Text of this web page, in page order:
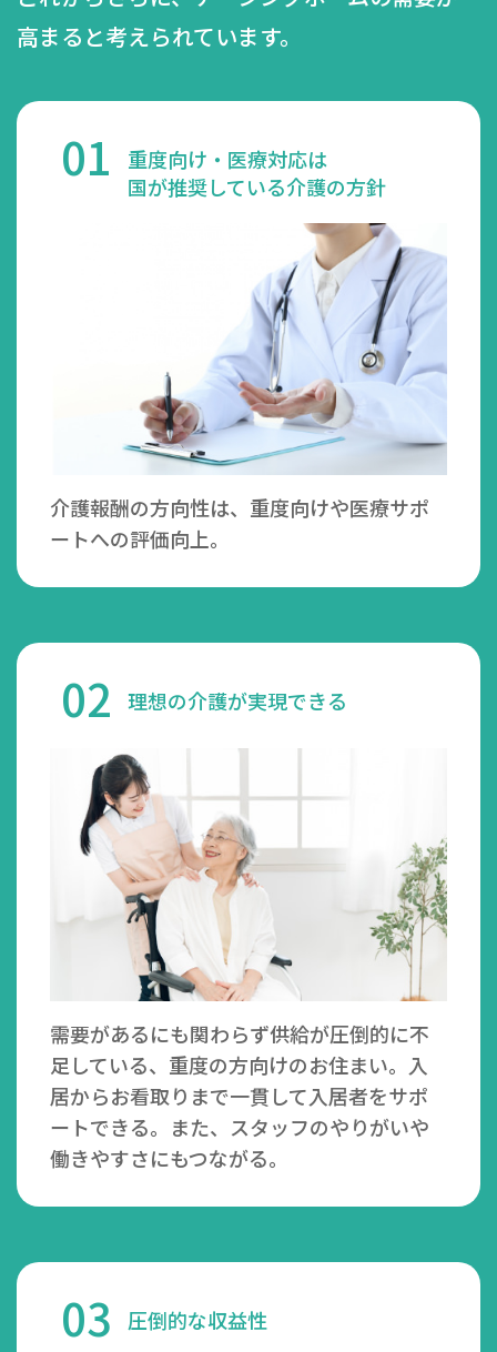
高まると考えられています。
01
重度向け・医療対応は
国が推奨している介護の方針
介護報酬の方向性は、重度向けや医療サポ
ートへの評価向上。
02 理想の介護が実現できる
需要があるにも関わらず供給が圧倒的に不
足している、重度の方向けのお住まい。入
居からお看取りまで一貫して入居者をサポ
ートできる。また、スタッフのやりがいや
働きやすさにもつながる。
03 圧倒的な収益性